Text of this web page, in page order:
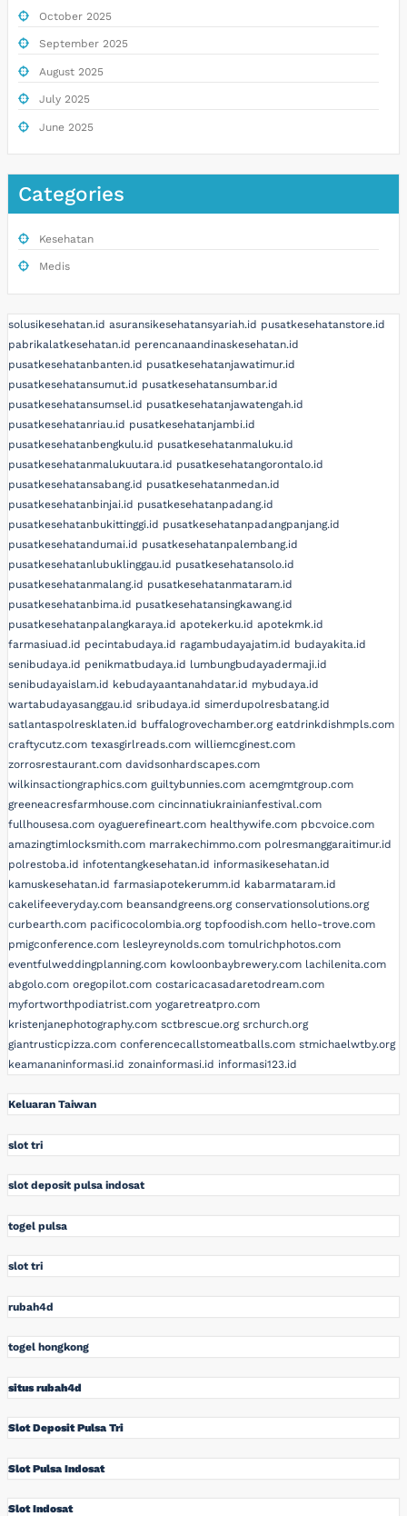
October 2025
September 2025
August 2025
July 2025
June 2025
Categories
Kesehatan
Medis
solusikesehatan.id asuransikesehatansyariah.id pusatkesehatanstore.id
pabrikalatkesehatan.id perencanaandinaskesehatan.id
pusatkesehatanbanten.id pusatkesehatanjawatimur.id
pusatkesehatansumut.id pusatkesehatansumbar.id
pusatkesehatansumsel.id pusatkesehatanjawatengah.id
pusatkesehatanriau.id pusatkesehatanjambi.id
pusatkesehatanbengkulu.id pusatkesehatanmaluku.id
pusatkesehatanmalukuutara.id pusatkesehatangorontalo.id
pusatkesehatansabang.id pusatkesehatanmedan.id
pusatkesehatanbinjai.id pusatkesehatanpadang.id
pusatkesehatanbukittinggi.id pusatkesehatanpadangpanjang.id
pusatkesehatandumai.id pusatkesehatanpalembang.id
pusatkesehatanlubuklinggau.id pusatkesehatansolo.id
pusatkesehatanmalang.id pusatkesehatanmataram.id
pusatkesehatanbima.id pusatkesehatansingkawang.id
pusatkesehatanpalangkaraya.id apotekerku.id apotekmk.id
farmasiuad.id pecintabudaya.id ragambudayajatim.id budayakita.id
senibudaya.id penikmatbudaya.id lumbungbudayadermaji.id
senibudayaislam.id kebudayaantanahdatar.id mybudaya.id
wartabudayasanggau.id sribudaya.id simerdupolresbatang.id
satlantaspolresklaten.id buffalogrovechamber.org eatdrinkdishmpls.com
craftycutz.com texasgirlreads.com williemcginest.com
zorrosrestaurant.com davidsonhardscapes.com
wilkinsactiongraphics.com guiltybunnies.com acemgmtgroup.com
greeneacresfarmhouse.com cincinnatiukrainianfestival.com
fullhousesa.com oyaguerefineart.com healthywife.com pbcvoice.com
amazingtimlocksmith.com marrakechimmo.com polresmanggaraitimur.id
polrestoba.id infotentangkesehatan.id informasikesehatan.id
kamuskesehatan.id farmasiapotekerumm.id kabarmataram.id
cakelifeeveryday.com beansandgreens.org conservationsolutions.org
curbearth.com pacificocolombia.org topfoodish.com hello-trove.com
pmigconference.com lesleyreynolds.com tomulrichphotos.com
eventfulweddingplanning.com kowloonbaybrewery.com lachilenita.com
abgolo.com oregopilot.com costaricacasadaretodream.com
myfortworthpodiatrist.com yogaretreatpro.com
kristenjanephotography.com sctbrescue.org srchurch.org
giantrusticpizza.com conferencecallstomeatballs.com stmichaelwtby.org
keamananinformasi.id zonainformasi.id informasi123.id
Keluaran Taiwan
slot tri
slot deposit pulsa indosat
togel pulsa
slot tri
rubah4d
togel hongkong
situs rubah4d
Slot Deposit Pulsa Tri
Slot Pulsa Indosat
Slot Indosat